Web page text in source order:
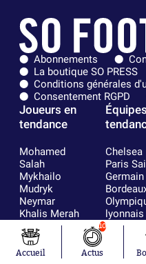
Abonnements
La boutique SO PRESS
Conditions générales
Consentement RGPD
Joueurs en
tendance
Mohamed
Salah
Mykhailo
Mudryk
Neymar
Khalis Merah
Loïs Openda
Moussa
Niakhaté
Chelsea
Paris
Germain
lyonnais
FIFA
Real
RC
Accueil
10
Actus